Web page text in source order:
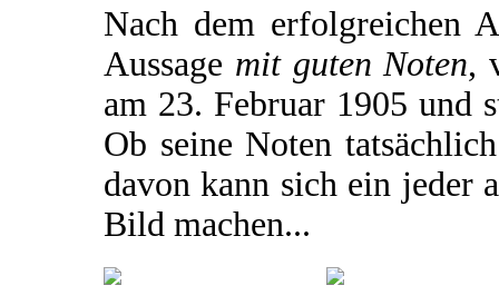
Nach dem erfolgreichen
Aussage mit guten Noten,
am 23. Februar 1905 und
Ob seine Noten
davon kann sich ein jeder
Bild machen...